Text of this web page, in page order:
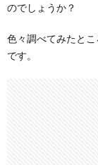
のでしょうか？
色々調べてみたと
です。